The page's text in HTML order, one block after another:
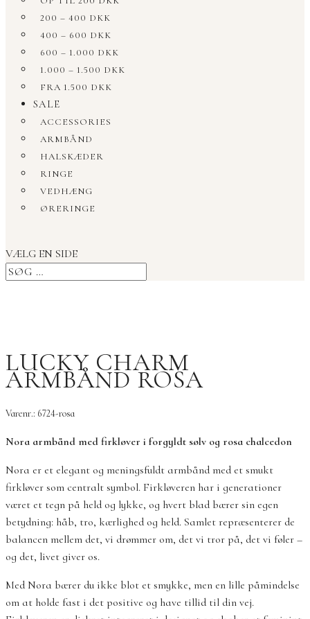
200 – 400 DKK
400 – 600 DKK
600 – 1.000 DKK
1.000 – 1.500 DKK
FRA 1.500 DKK
SALE
ACCESSORIES
ARMBÅND
HALSKÆDER
RINGE
VEDHÆNG
ØRERINGE
VÆLG EN SIDE
LUCKY CHARM
ARMBÅND ROSA
Varenr.: 6724-rosa
Nora armbånd med firkløver i forgyldt sølv og rosa chalcedon
Nora er et elegant og meningsfuldt armbånd med et smukt
firkløver som centralt symbol. Firkløveren har i generationer
været et tegn på held og lykke, og hvert blad bærer sin egen
betydning: håb, tro, kærlighed og held. Samlet repræsenterer de
balancen mellem det, vi drømmer om, det vi tror på, det vi føler –
og det, livet giver os.
Med Nora bærer du ikke blot et smykke, men en lille påmindelse
om at holde fast i det positive og have tillid til din vej.